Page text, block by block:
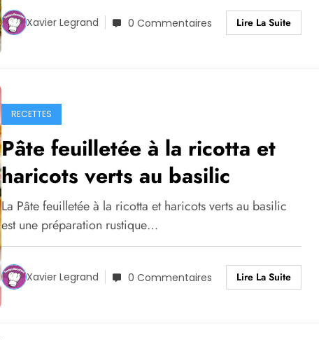
Xavier Legrand 0 Commentaires Lire La Suite
RECETTES
Pâte feuilletée à la ricotta et
haricots verts au basilic
La Pâte feuilletée à la ricotta et haricots verts au basilic
est une préparation rustique…
Xavier Legrand 0 Commentaires Lire La Suite